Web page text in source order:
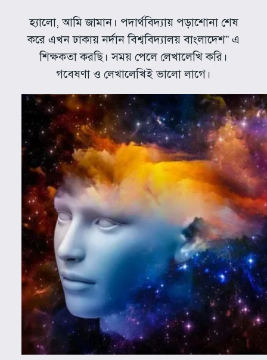
হ্যালো, আমি জামান। পদার্থবিদ্যায় পড়াশোনা শেষ
করে এখন ঢাকায় নর্দান বিশ্ববিদ্যালয় বাংলাদেশ” এ
শিক্ষকতা করছি। সময় পেলে লেখালেখি করি।
গবেষণা ও লেখালেখিই ভালো লাগে।